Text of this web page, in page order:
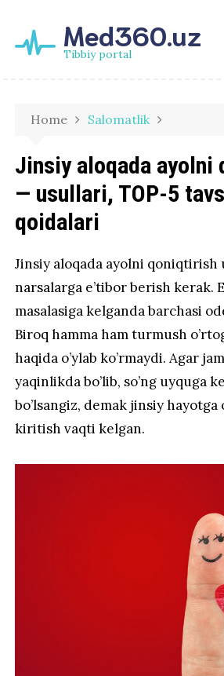
Med360.uz
Tibbiy portal
Home Salomatlik
Jinsiy aloqada ayolni
— usullari, TOP-5
qoidalari
Jinsiy aloqada ayolni qoniqtirish
narsalarga e’tibor berish kerak.
masalasiga kelganda barchasi
Biroq hamma ham turmush
haqida o’ylab ko’rmaydi. Agar
yaqinlikda bo’lib, so’ng uyquga
bo’lsangiz, demak jinsiy
kiritish vaqti kelgan.